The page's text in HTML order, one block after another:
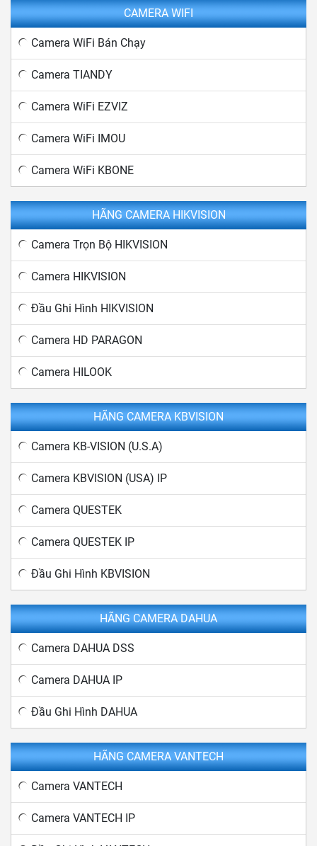
CAMERA WIFI
Camera WiFi Bán Chạy
Camera TIANDY
Camera WiFi EZVIZ
Camera WiFi IMOU
Camera WiFi KBONE
HÃNG CAMERA HIKVISION
Camera Trọn Bộ HIKVISION
Camera HIKVISION
Đầu Ghi Hình HIKVISION
Camera HD PARAGON
Camera HILOOK
HÃNG CAMERA KBVISION
Camera KB-VISION (U.S.A)
Camera KBVISION (USA) IP
Camera QUESTEK
Camera QUESTEK IP
Đầu Ghi Hình KBVISION
HÃNG CAMERA DAHUA
Camera DAHUA DSS
Camera DAHUA IP
Đầu Ghi Hình DAHUA
HÃNG CAMERA VANTECH
Camera VANTECH
Camera VANTECH IP